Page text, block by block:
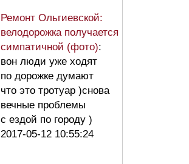
Ремонт Ольгиевской:
велодорожка получается
симпатичной (фото):
вон люди уже ходят
по дорожке думают
что это тротуар )снова
вечные проблемы
с ездой по городу )
2017-05-12 10:55:24